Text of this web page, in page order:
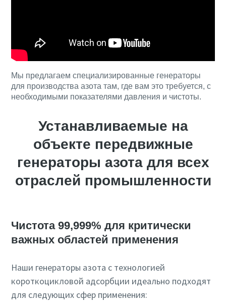
Мы предлагаем специализированные генераторы
для производства азота там, где вам это требуется, с
необходимыми показателями давления и чистоты.
Устанавливаемые на
объекте передвижные
генераторы азота для всех
отраслей промышленности
Чистота 99,999% для критически
важных областей применения
Наши генераторы азота с технологией
короткоцикловой адсорбции идеально подходят
для следующих сфер применения: